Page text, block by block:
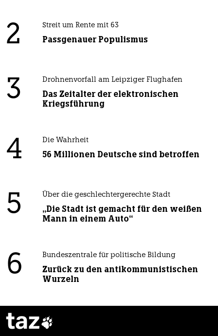
2 Streit um Rente mit 63
Passgenauer Populismus
3 Drohnenvorfall am Leipziger Flughafen
Das Zeitalter der elektronischen
Kriegsführung
4 Die Wahrheit
56 Millionen Deutsche sind betroffen
5 Über die geschlechtergerechte Stadt
„Die Stadt ist gemacht für den weißen
Mann in einem Auto“
6 Bundeszentrale für politische Bildung
Zurück zu den antikommunistischen
Wurzeln
taz